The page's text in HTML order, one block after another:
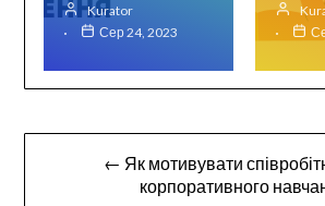
Kurator
Сер 24, 2023
Навігація
← Як мотивувати
корпоративного